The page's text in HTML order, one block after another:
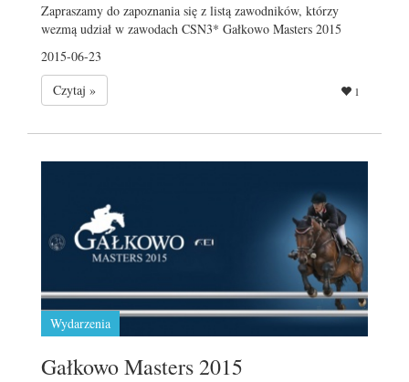
Zapraszamy do zapoznania się z listą zawodników, którzy
wezmą udział w zawodach CSN3* Gałkowo Masters 2015
2015-06-23
Czytaj »
1
Wydarzenia
Gałkowo Masters 2015